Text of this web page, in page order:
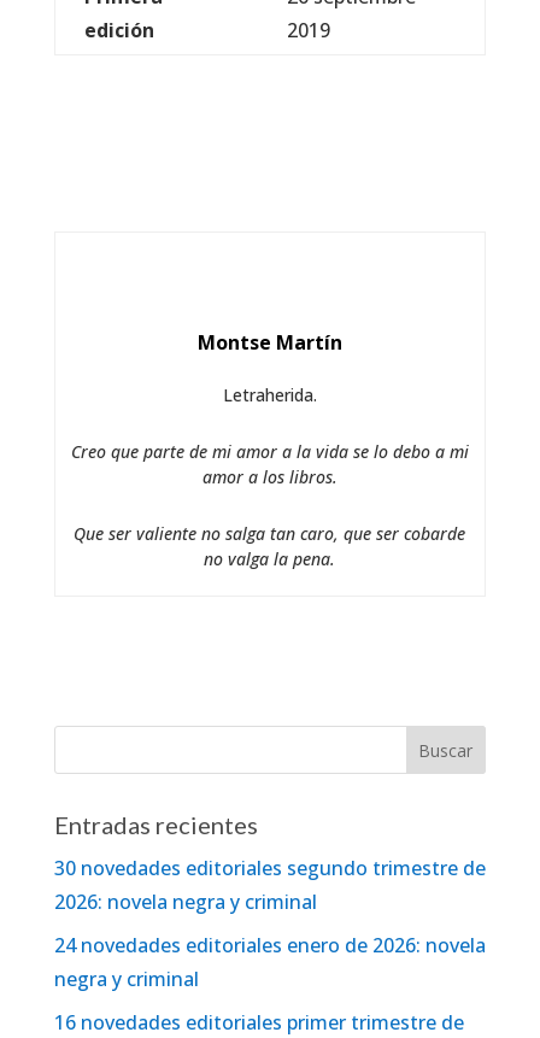
edición
2019
Montse Martín
Letraherida.
Creo que parte de mi amor a la vida se lo debo a mi
amor a los libros.
Que ser valiente no salga tan caro, que ser cobarde
no valga la pena.
Entradas recientes
30 novedades editoriales segundo trimestre de
2026: novela negra y criminal
24 novedades editoriales enero de 2026: novela
negra y criminal
16 novedades editoriales primer trimestre de